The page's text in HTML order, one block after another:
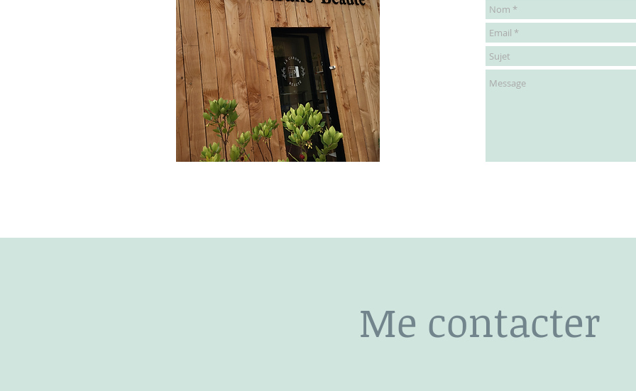
Me contacter